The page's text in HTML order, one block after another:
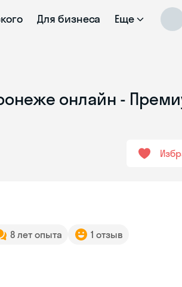
Для бизнеса Еще
онлайн -
8 лет опыта 1 отзыв